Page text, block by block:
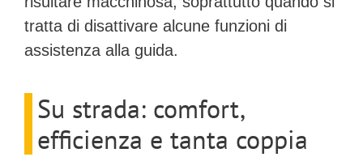
tratta di disattivare alcune funzioni di
assistenza alla guida.
Su strada: comfort,
efficienza e tanta coppia